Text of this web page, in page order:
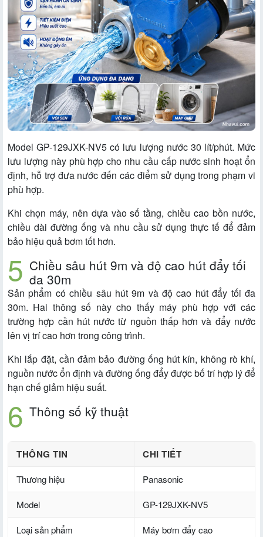
Model GP-129JXK-NV5 có lưu lượng nước 30 lít/phút. Mức
lưu lượng này phù hợp cho nhu cầu cấp nước sinh hoạt ổn
định, hỗ trợ đưa nước đến các điểm sử dụng trong phạm vi
phù hợp.
Khi chọn máy, nên dựa vào số tầng, chiều cao bồn nước,
chiều dài đường ống và nhu cầu sử dụng thực tế để đảm
bảo hiệu quả bơm tốt hơn.
Chiều sâu hút 9m và độ cao hút đẩy tối
đa 30m
Sản phẩm có chiều sâu hút 9m và độ cao hút đẩy tối đa
30m. Hai thông số này cho thấy máy phù hợp với các
trường hợp cần hút nước từ nguồn thấp hơn và đẩy nước
lên vị trí cao hơn trong công trình.
Khi lắp đặt, cần đảm bảo đường ống hút kín, không rò khí,
nguồn nước ổn định và đường ống đẩy được bố trí hợp lý để
hạn chế giảm hiệu suất.
Thông số kỹ thuật
THÔNG TIN CHI TIẾT
Thương hiệu Panasonic
Model GP-129JXK-NV5
Loại sản phẩm Máy bơm đẩy cao